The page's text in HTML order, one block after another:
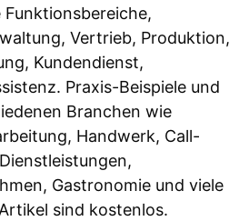
Vertrieb, Produktion,
Kundendienst,
Praxis-Beispiele und
Branchen wie
Handwerk, Call-
Gastronomie und viele
sind kostenlos.